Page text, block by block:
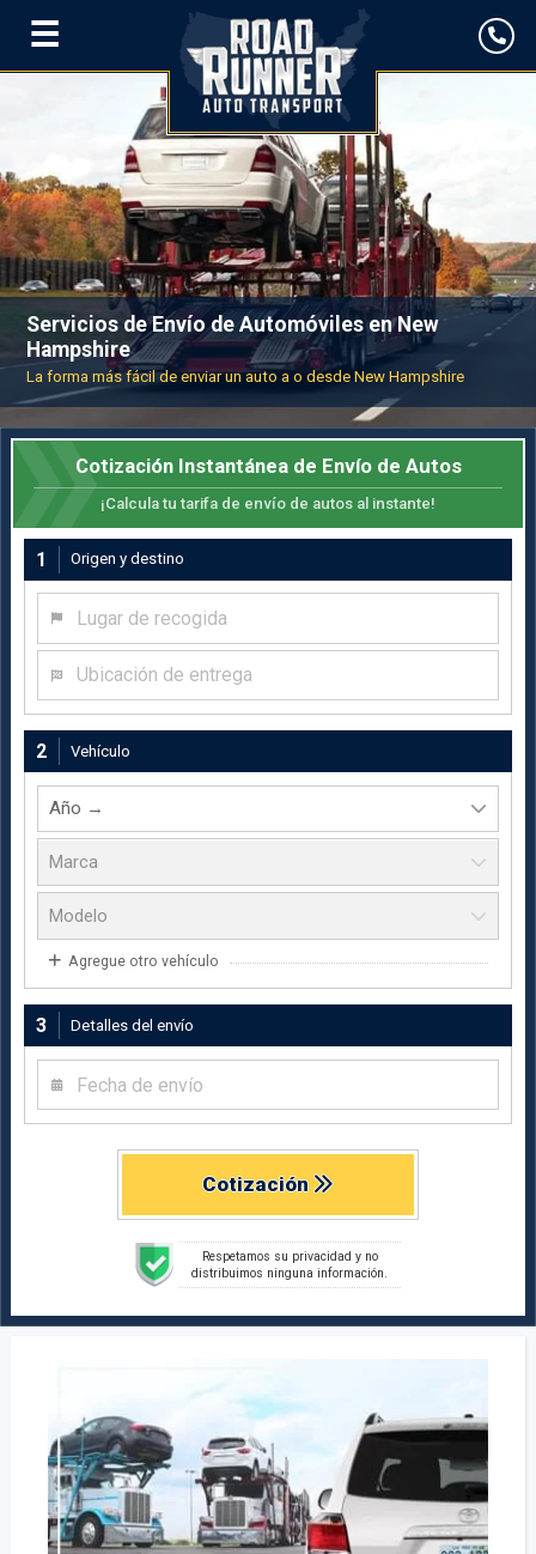
☰
Servicios de Envío de Automóviles en New
Hampshire
La forma más fácil de enviar un auto a o desde New Hampshire
Cotización Instantánea de Envío de Autos
¡Calcula tu tarifa de envío de autos al instante!
1 Origen y destino
2 Vehículo
Agregue otro vehículo
3 Detalles del envío
Cotización
Respetamos su privacidad y no
distribuimos ninguna información.